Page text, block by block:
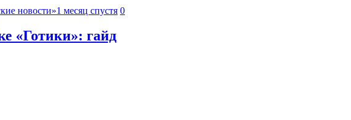
новости»1 месяц спустя 0
«Готики»: гайд